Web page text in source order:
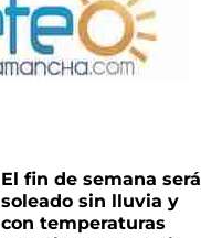
El fin de semana será
soleado sin lluvia y
con temperaturas